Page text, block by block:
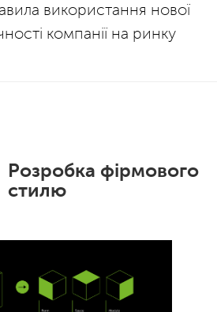
використання нової
компанії на ринку
Розробка фірмового
стилю